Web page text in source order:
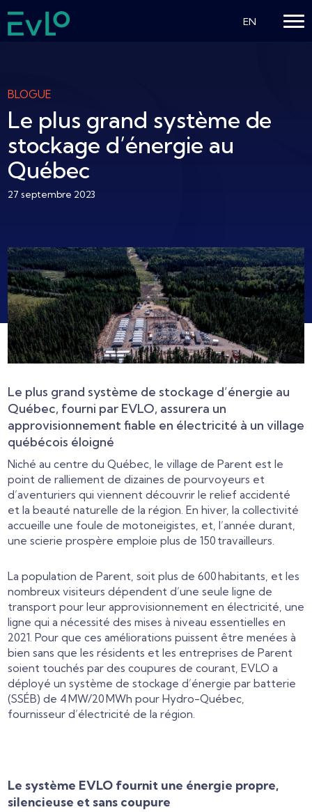
EN
BLOGUE
Le plus grand système de
stockage d’énergie au
Québec
27 septembre 2023
Le plus grand système de stockage d’énergie au
Québec, fourni par EVLO, assurera un
approvisionnement fiable en électricité à un village
québécois éloigné
Niché au centre du Québec, le village de Parent est le
point de ralliement de dizaines de pourvoyeurs et
d’aventuriers qui viennent découvrir le relief accidenté
et la beauté naturelle de la région. En hiver, la collectivité
accueille une foule de motoneigistes, et, l’année durant,
une scierie prospère emploie plus de 150 travailleurs.
La population de Parent, soit plus de 600 habitants, et les
nombreux visiteurs dépendent d’une seule ligne de
transport pour leur approvisionnement en électricité, une
ligne qui a nécessité des mises à niveau essentielles en
2021. Pour que ces améliorations puissent être menées à
bien sans que les résidents et les entreprises de Parent
soient touchés par des coupures de courant, EVLO a
déployé un système de stockage d’énergie par batterie
(SSÉB) de 4 MW/20 MWh pour Hydro-Québec,
fournisseur d’électricité de la région.
Le système EVLO fournit une énergie propre,
silencieuse et sans coupure